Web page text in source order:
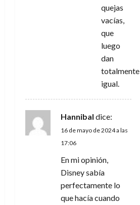
quejas
vacías,
que
luego
dan
totalmente
igual.
Hannibal dice:
16 de mayo de 2024 a las
17:06
En mi opinión,
Disney sabía
perfectamente lo
que hacía cuando